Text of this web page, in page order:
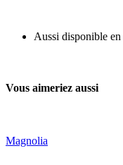
Aussi disponible en
Vous aimeriez aussi
Magnolia